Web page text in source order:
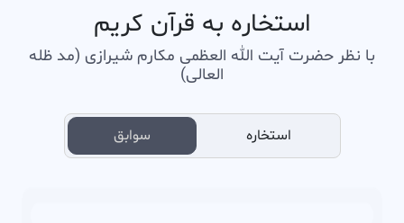
استخاره به قرآن کریم
با نظر حضرت آیت الله العظمی مکارم شیرازی (مد ظله
العالی)
استخاره سوابق